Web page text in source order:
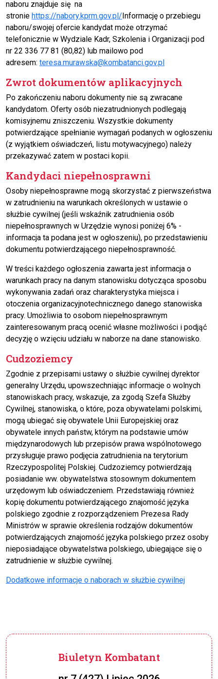
naboru znajduje się na
stronie https://nabory.kprm.gov.pl/ Informację o przebiegu
naboru/swojej ofercie kandydat może otrzymać
telefonicznie w Wydziale Kadr, Szkolenia i Organizacji pod
nr 22 336 77 81 (80,82) lub mailowo pod
adresem: teresa.murawska@kombatanci.gov.pl
Zwrot dokumentów aplikacyjnych
Po zakończeniu naboru dokumenty nie są zwracane
kandydatom. Oferty osób niezatrudnionych podlegają
komisyjnemu zniszczeniu. Wszystkie dokumenty
potwierdzające spełnianie wymagań podanych w ogłoszeniu
(z wyjątkiem oświadczeń, listu motywacyjnego) należy
przekazywać zatem w postaci kopii.
Kandydaci niepełnosprawni
Osoby niepełnosprawne mogą skorzystać z pierwszeństwa
w zatrudnieniu na warunkach określonych w ustawie o
służbie cywilnej (jeśli wskaźnik zatrudnienia osób
niepełnosprawnych w Urzędzie wynosi poniżej 6% -
informacja ta podana jest w ogłoszeniu), po przedstawieniu
dokumentu potwierdzającego niepełnosprawność.
W treści każdego ogłoszenia zawarta jest informacja o
warunkach pracy na danym stanowisku dotycząca sposobu
wykonywania zadań oraz charakterystyka miejsca i
otoczenia organizacyjnotechnicznego danego stanowiska
pracy. Umożliwia to osobom niepełnosprawnym
zainteresowanym pracą ocenić własne możliwości i podjąć
decyzję o wzięciu udziału w naborze na dane stanowisko.
Cudzoziemcy
Zgodnie z przepisami ustawy o służbie cywilnej dyrektor
generalny Urzędu, upowszechniając informacje o wolnych
stanowiskach pracy, wskazuje, za zgodą Szefa Służby
Cywilnej, stanowiska, o które, poza obywatelami polskimi,
mogą ubiegać się obywatele Unii Europejskiej oraz
obywatele innych państw, którym na podstawie umów
międzynarodowych lub przepisów prawa wspólnotowego
przysługuje prawo podjęcia zatrudnienia na terytorium
Rzeczypospolitej Polskiej. Cudzoziemcy potwierdzają
posiadanie ww. obywatelstwa stosownym dokumentem
urzędowym lub oświadczeniem. Przedstawiają również
kopię dokumentu potwierdzającego znajomość języka
polskiego zgodnie z rozporządzeniem Prezesa Rady
Ministrów w sprawie określenia rodzajów dokumentów
potwierdzających znajomość języka polskiego przez osoby
nieposiadające obywatelstwa polskiego, ubiegające się o
zatrudnienie w służbie cywilnej.
Dodatkowe informacje o naborach w służbie cywilnej
Biuletyn Kombatant